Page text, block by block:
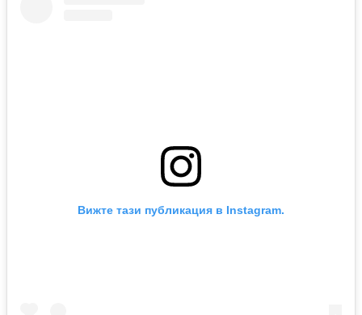
Вижте тази публикация в Instagram.